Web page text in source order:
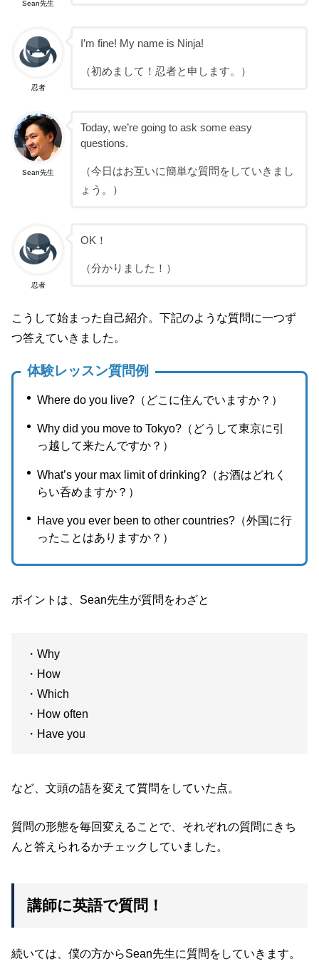
Sean先生
忍者
I’m fine! My name is Ninja!
（初めまして！忍者と申します。）
Sean先生
Today, we’re going to ask some easy
questions.
（今日はお互いに簡単な質問をしていきまし
ょう。）
忍者
OK！
（分かりました！）
こうして始まった自己紹介。下記のような質問に一つず
つ答えていきました。
体験レッスン質問例
Where do you live?（どこに住んでいますか？）
Why did you move to Tokyo?（どうして東京に引
っ越して来たんですか？）
What’s your max limit of drinking?（お酒はどれく
らい呑めますか？）
Have you ever been to other countries?（外国に行
ったことはありますか？）
ポイントは、Sean先生が質問をわざと
・Why
・How
・Which
・How often
・Have you
など、文頭の語を変えて質問をしていた点。
質問の形態を毎回変えることで、それぞれの質問にきち
んと答えられるかチェックしていました。
講師に英語で質問！
続いては、僕の方からSean先生に質問をしていきます。